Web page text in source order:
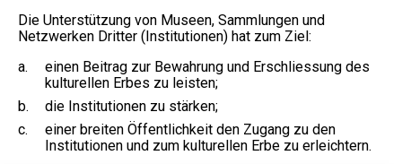
Die Unterstützung von Museen, Sammlungen und
Netzwerken Dritter (Institutionen) hat zum Ziel:
a.
einen Beitrag zur Bewahrung und Erschliessung des
kulturellen Erbes zu leisten;
b.
die Institutionen zu stärken;
c.
einer breiten Öffentlichkeit den Zugang zu den
Institutionen und zum kulturellen Erbe zu erleichtern.